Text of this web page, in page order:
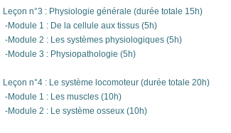
Leçon n°3 : Physiologie générale (durée totale 15h)
-Module 1 : De la cellule aux tissus (5h)
-Module 2 : Les systèmes physiologiques (5h)
-Module 3 : Physiopathologie (5h)
Leçon n°4 : Le système locomoteur (durée totale 20h)
-Module 1 : Les muscles (10h)
-Module 2 : Le système osseux (10h)